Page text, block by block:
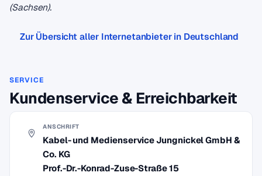
(Sachsen).
Zur Übersicht aller Internetanbieter in Deutschland
SERVICE
Kundenservice & Erreichbarkeit
ANSCHRIFT
Kabel- und Medienservice Jungnickel GmbH &
Co. KG
Prof.-Dr.-Konrad-Zuse-Straße 15